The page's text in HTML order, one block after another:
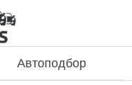
Автоподбор